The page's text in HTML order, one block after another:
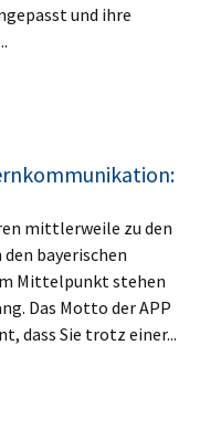
und ihre
mittlerweile zu den
bayerischen
Mittelpunkt stehen
Das Motto der APP
dass Sie trotz einer...